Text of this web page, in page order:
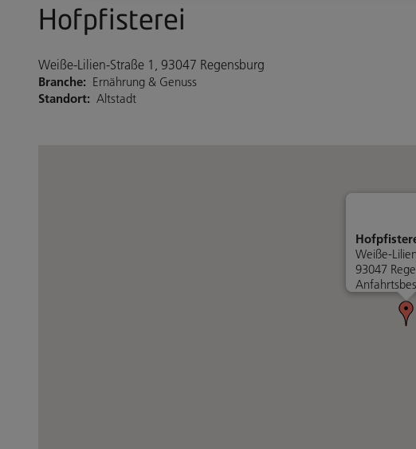
Hofpfisterei
Weiße-Lilien-Straße 1, 93047 Regensburg
Branche: Ernährung & Genuss
Standort: Altstadt
Weiße-
93047